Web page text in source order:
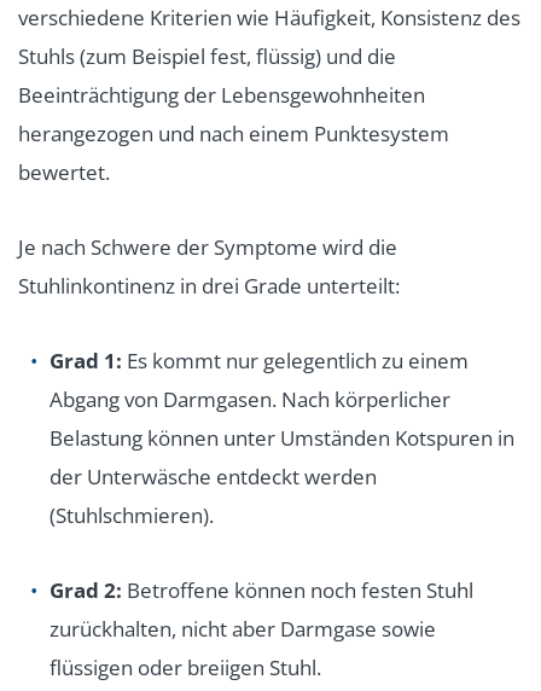
verschiedene Kriterien wie Häufigkeit, Konsistenz des
Stuhls (zum Beispiel fest, flüssig) und die
Beeinträchtigung der Lebensgewohnheiten
herangezogen und nach einem Punktesystem
bewertet.
Je nach Schwere der Symptome wird die
Stuhlinkontinenz in drei Grade unterteilt:
Grad 1: Es kommt nur gelegentlich zu einem
Abgang von Darmgasen. Nach körperlicher
Belastung können unter Umständen Kotspuren in
der Unterwäsche entdeckt werden
(Stuhlschmieren).
Grad 2: Betroffene können noch festen Stuhl
zurückhalten, nicht aber Darmgase sowie
flüssigen oder breiigen Stuhl.